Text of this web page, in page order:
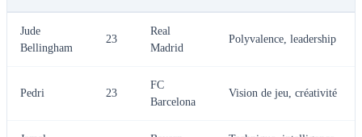
Jude
Bellingham
23
Real
Madrid
Polyvalence, leadership
Pedri 23
FC
Barcelona
Vision de jeu, créativité